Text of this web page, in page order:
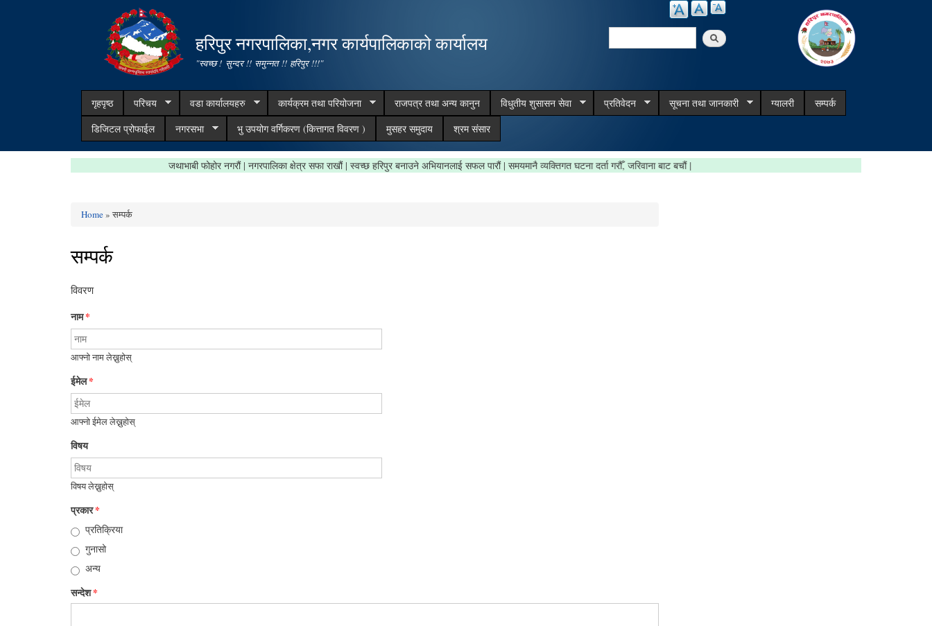
content
हरिपुर नगरपालिका,नगर कार्यपालिकाको कार्यालय
"स्वच्छ ! सुन्दर !! समुन्नत !! हरिपुर !!!"
Search
गृहपृष्ठ परिचय वडा कार्यालयहरु कार्यक्रम तथा परियोजना राजपत्र तथा अन्य कानुन विधुतीय शुसासन सेवा प्रतिवेदन सूचना तथा जानकारी ग्यालरी
सम्पर्क
डिजिटल प्रोफाईल
नगरसभा भु उपयोग वर्गिकरण (कित्तागत विवरण ) मुसहर समुदाय श्रम संसार
जथाभाबी फोहोर नगरौं | नगरपालिका क्षेत्र सफा राखौं | स्वच्छ हरिपुर बनाउने अभियानलाई सफल पारौं | समयमानै व्यक्तिगत घटना दर्ता गरौँ, जरिवाना बाट बचौं |
Home» सम्पर्क
सम्पर्क
विवरण
नाम*
आफ्नो नाम लेख्नुहोस्
ईमेल*
आफ्नो ईमेल लेख्नुहोस्
विषय
विषय लेख्नुहोस्
प्रकार*
प्रतिक्रिया
गुनासो
अन्य
सन्देश*